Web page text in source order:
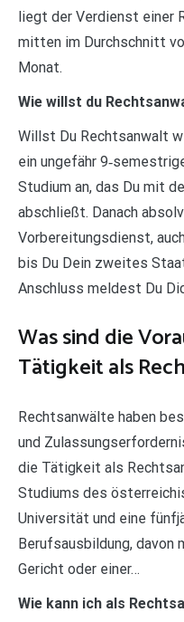
liegt der Verdienst einer
mitten im Durchschnitt
Monat.
Wie willst du
Willst Du Rechtsanwalt
ein ungefähr
Studium an, das Du mit
abschließt. Danach
Vorbereitungsdienst,
bis Du Dein zweites
Anschluss meldest Du
Was sind die
Tätigkeit als
Rechtsanwälte haben
und
die Tätigkeit als
Studiums des
Universität und eine
Berufsausbildung,
Gericht oder einer…
Wie kann ich als